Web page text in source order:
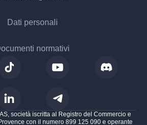
Dati personali
normativi
società iscritta al Registro del Commercio e
con il numero 899 125 090 e operante